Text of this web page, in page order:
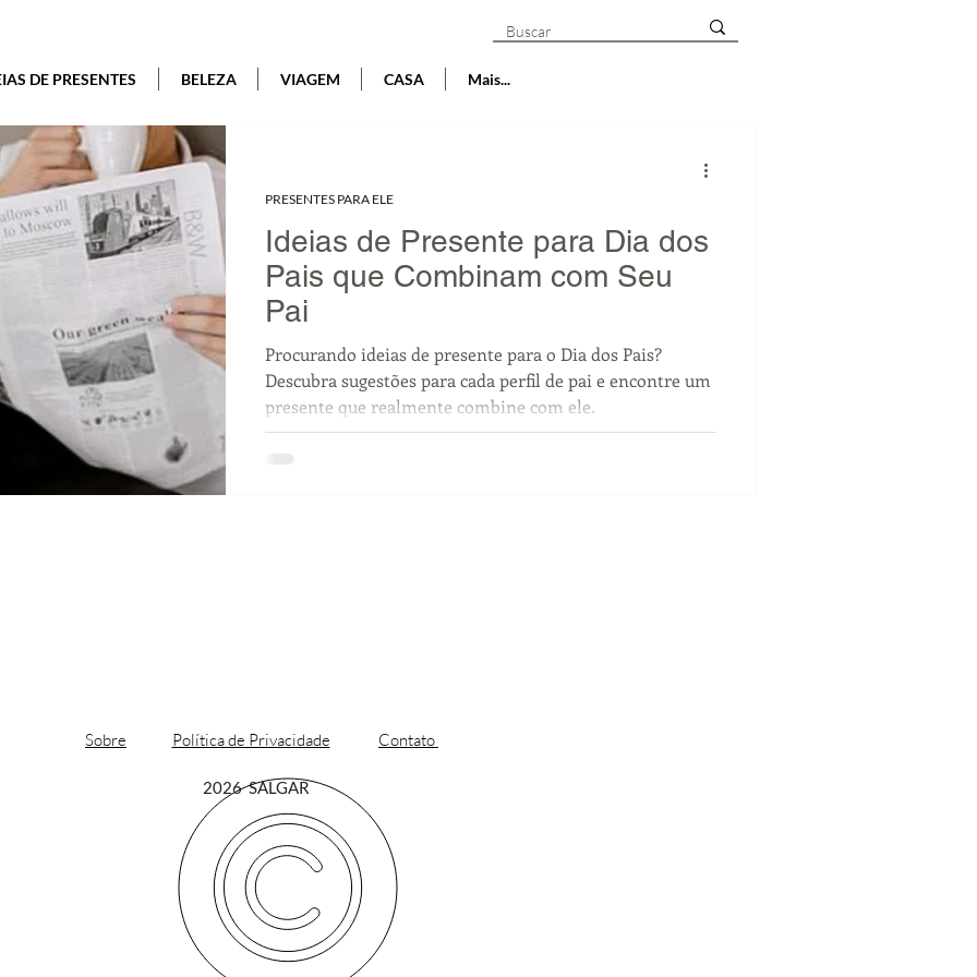
DE PRESENTES BELEZA VIAGEM CASA Mais...
Ideias de Presente para Dia dos
Pais que Combinam com Seu
Pai
Procurando ideias de presente para o Dia dos Pais?
Descubra sugestões para cada perfil de pai e encontre um
presente que realmente combine com ele.
PRESENTES PARA ELE
Sobre Política de Privacidade Contato
2026 SALGAR